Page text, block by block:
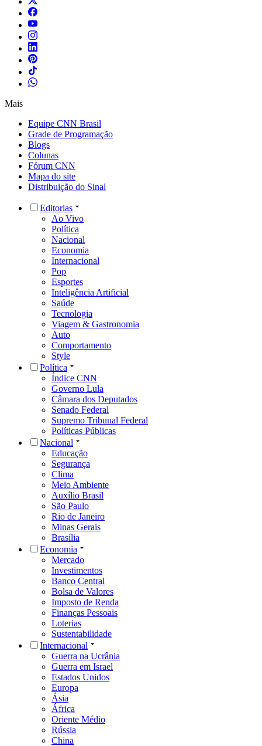
Mais
Equipe CNN Brasil
Grade de Programação
Blogs
Colunas
Fórum CNN
Mapa do site
Distribuição do Sinal
Editorias
Ao Vivo
Política
Nacional
Economia
Internacional
Pop
Esportes
Inteligência Artificial
Saúde
Tecnologia
Viagem & Gastronomia
Auto
Comportamento
Style
Política
Índice CNN
Governo Lula
Câmara dos Deputados
Senado Federal
Supremo Tribunal Federal
Políticas Públicas
Nacional
Educação
Segurança
Clima
Meio Ambiente
Auxílio Brasil
São Paulo
Rio de Janeiro
Minas Gerais
Brasília
Economia
Mercado
Investimentos
Banco Central
Bolsa de Valores
Imposto de Renda
Finanças Pessoais
Loterias
Sustentabilidade
Internacional
Guerra na Ucrânia
Guerra em Israel
Estados Unidos
Europa
Ásia
África
Oriente Médio
Rússia
China